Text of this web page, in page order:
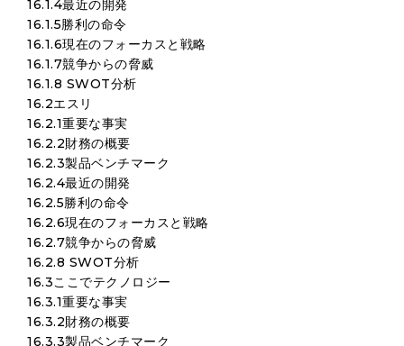
16.1.4最近の開発
16.1.5勝利の命令
16.1.6現在のフォーカスと戦略
16.1.7競争からの脅威
16.1.8 SWOT分析
16.2エスリ
16.2.1重要な事実
16.2.2財務の概要
16.2.3製品ベンチマーク
16.2.4最近の開発
16.2.5勝利の命令
16.2.6現在のフォーカスと戦略
16.2.7競争からの脅威
16.2.8 SWOT分析
16.3ここでテクノロジー
16.3.1重要な事実
16.3.2財務の概要
16.3.3製品ベンチマーク